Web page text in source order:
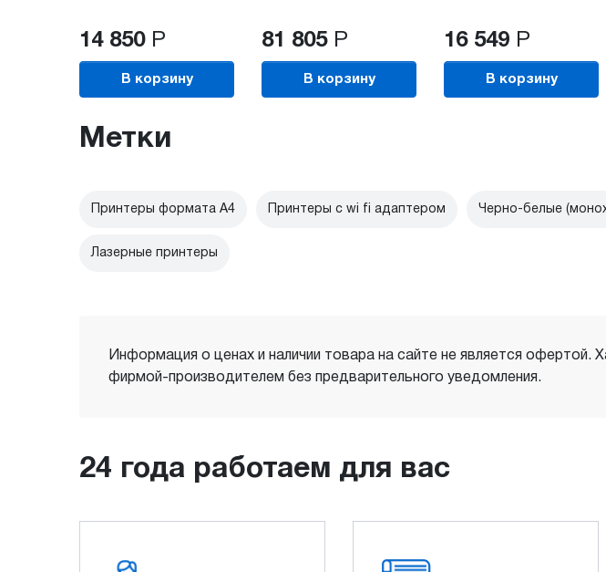
14 850 Р
В корзину
81 805 Р
В корзину
16 549 Р
В корзину
Метки
Принтеры формата А4 Принтеры с wi fi адаптером Черно-белые
Лазерные принтеры
Информация о ценах и наличии товара на сайте не является офертой.
фирмой-производителем без предварительного уведомления.
24 года работаем для вас